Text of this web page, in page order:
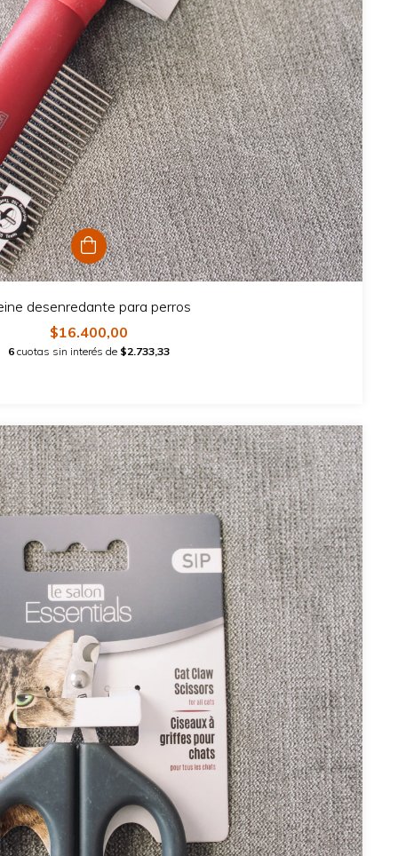
desenredante para perros
$16.400,00
6 cuotas sin interés de $2.733,33